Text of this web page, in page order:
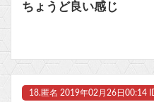
ちょうど良い感じ
18. 匿名 2019年02月26日00:14